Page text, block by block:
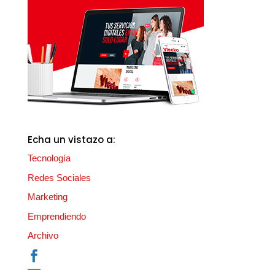
Echa un vistazo a:
Tecnología
Redes Sociales
Marketing
Emprendiendo
Archivo